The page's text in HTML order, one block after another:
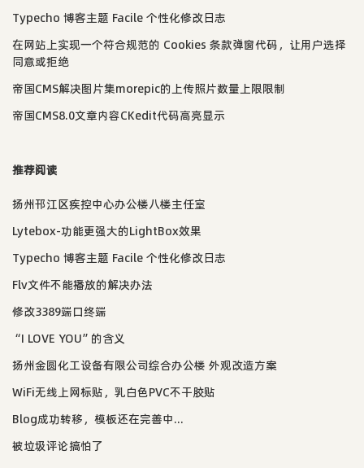
Typecho 博客主题 Facile 个性化修改日志
在网站上实现一个符合规范的 Cookies 条款弹窗代码，让用户选择
同意或拒绝
帝国CMS解决图片集morepic的上传照片数量上限限制
帝国CMS8.0文章内容CKedit代码高亮显示
推荐阅读
扬州邗江区疾控中心办公楼八楼主任室
Lytebox-功能更强大的LightBox效果
Typecho 博客主题 Facile 个性化修改日志
Flv文件不能播放的解决办法
修改3389端口终端
“I LOVE YOU”的含义
扬州金圆化工设备有限公司综合办公楼 外观改造方案
WiFi无线上网标贴，乳白色PVC不干胶贴
Blog成功转移，模板还在完善中...
被垃圾评论搞怕了